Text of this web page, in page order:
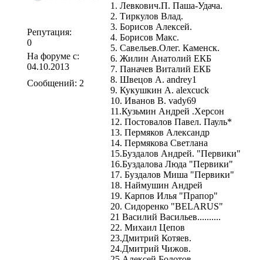
Репутация:
0
На форуме с:
04.10.2013
Сообщений: 2
1. Левкович.П. Паша-Удача.
2. Тиркулов Влад.
3. Борисов Алексей.
4. Борисов Макс.
5. Савельев.Олег. Каменск.
6. Жилин Анатолий ЕКБ
7. Паначев Виталий ЕКБ
8. Швецов А. andrey1
9. Кукушкин А. alexcuck
10. Иванов В. vady69
11.Кузьмин Андрей .Херсон
12. Постовалов Павел. Пауль*
13. Пермяков Александр
14. Пермякова Светлана
15.Буздалов Андрей. "Первики"
16.Буздалова Люда "Первики"
17. Буздалов Миша "Первики"
18. Наймушин Андрей
19. Карпов Илья "Прапор"
20. Сидоренко "BELARUS"
21 Василий Васильев..........
22. Михаил Цепов
23.Дмитрий Котяев.
24.Дмитрий Чижов.